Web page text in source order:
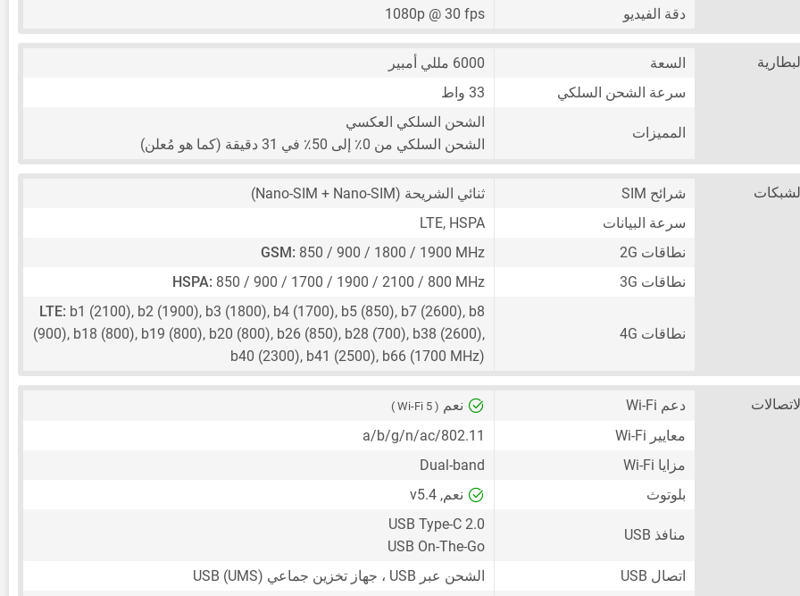
دقة الفيديو
1080p @ 30 fps
السعة
6000 مللي أمبير
سرعة الشحن السلكي
33 واط
المميزات
الشحن السلكي العكسي
الشحن السلكي من 0٪ إلى 50٪ في 31 دقيقة (كما هو مُعلن)
شرائح SIM ثنائي الشريحة (Nano-SIM + Nano-SIM)
سرعة البيانات
LTE, HSPA
نطاقات 2G
GSM: 850 / 900 / 1800 / 1900 MHz
نطاقات 3G
HSPA: 850 / 900 / 1700 / 1900 / 2100 / 800 MHz
نطاقات 4G
LTE: b1 (2100), b2 (1900), b3 (1800), b4 (1700), b5 (850), b7 (2600), b8
(900), b18 (800), b19 (800), b20 (800), b26 (850), b28 (700), b38 (2600),
b40 (2300), b41 (2500), b66 (1700 MHz)
دعم Wi-Fi نعم ( Wi-Fi 5 )
معايير Wi-Fi
802.11/a/b/g/n/ac
مزايا Wi-Fi
Dual-band
بلوتوث
نعم, v5.4
منافذ USB
USB Type-C 2.0
USB On-The-Go
اتصال USB
الشحن عبر USB ، جهاز تخزين جماعي USB (UMS)